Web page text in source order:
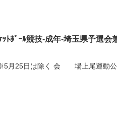
ﾄﾎﾞｰﾙ競技-成年-埼玉県予選会
25日は除く 会 場上尾運動公